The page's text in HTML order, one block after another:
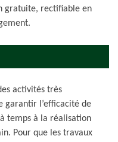
gratuite, rectifiable en
activités très
garantir l’efficacité de
temps à la réalisation
Pour que les travaux